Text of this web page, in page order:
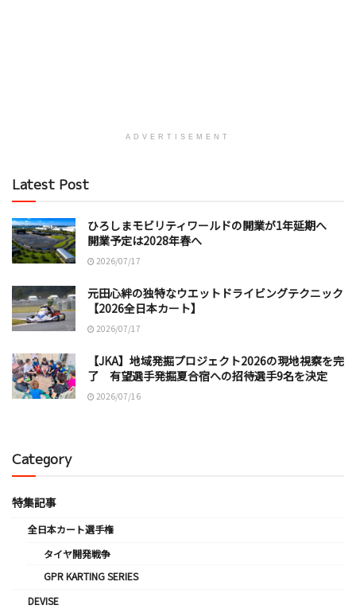
ADVERTISEMENT
Latest Post
ひろしまモビリティワールドの開業が1年延期へ
開業予定は2028年春へ
2026/07/17
元田心絆の独特なウエットドライビングテクニック
【2026全日本カート】
2026/07/17
【JKA】地域発掘プロジェクト2026の現地視察を完
了 有望選手発掘夏合宿への招待選手9名を決定
2026/07/16
Category
特集記事
全日本カート選手権
タイヤ開発戦争
GPR KARTING SERIES
DEVISE